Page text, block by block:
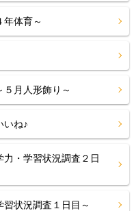
体育～
月人形飾り～
いね♪
・学習状況調査２日
状況調査１日目～